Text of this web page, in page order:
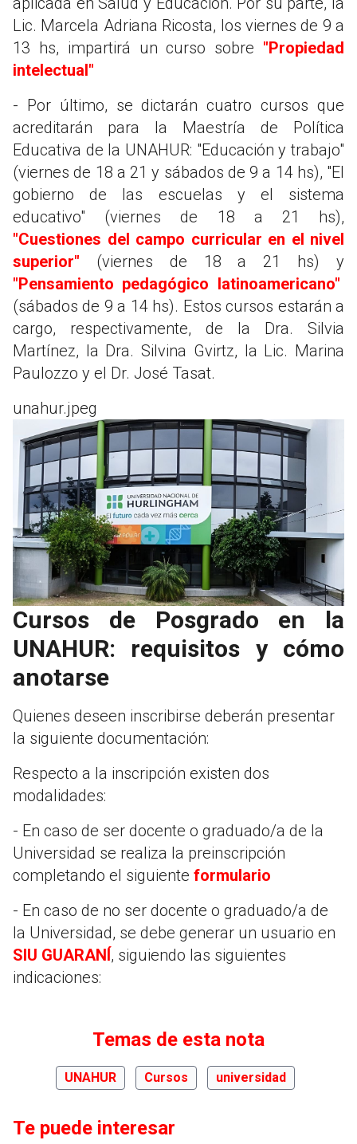
Lic. Marcela Adriana Ricosta, los viernes de 9 a
13 hs, impartirá un curso sobre "Propiedad
intelectual"
- Por último, se dictarán cuatro cursos que
acreditarán para la Maestría de Política
Educativa de la UNAHUR: "Educación y trabajo"
(viernes de 18 a 21 y sábados de 9 a 14 hs), "El
gobierno de las escuelas y el sistema
educativo" (viernes de 18 a 21 hs),
"Cuestiones del campo curricular en el nivel
superior" (viernes de 18 a 21 hs) y
"Pensamiento pedagógico latinoamericano"
(sábados de 9 a 14 hs). Estos cursos estarán a
cargo, respectivamente, de la Dra. Silvia
Martínez, la Dra. Silvina Gvirtz, la Lic. Marina
Paulozzo y el Dr. José Tasat.
unahur.jpeg
Cursos de Posgrado en la
UNAHUR: requisitos y cómo
anotarse
Quienes deseen inscribirse deberán presentar
la siguiente documentación:
Respecto a la inscripción existen dos
modalidades:
- En caso de ser docente o graduado/a de la
Universidad se realiza la preinscripción
completando el siguiente formulario
- En caso de no ser docente o graduado/a de
la Universidad, se debe generar un usuario en
SIU GUARANÍ, siguiendo las siguientes
indicaciones:
Temas de esta nota
UNAHUR Cursos universidad
Te puede interesar